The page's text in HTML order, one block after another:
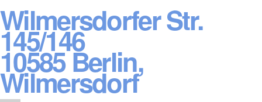
Wilmersdorfer Str.
145/146
10585 Berlin,
Wilmersdorf